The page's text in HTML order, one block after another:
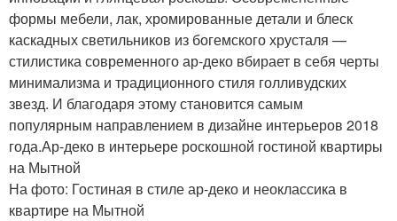
формы мебели, лак, хромированные детали и блеск
каскадных светильников из богемского хрусталя —
стилистика современного ар-деко вбирает в себя черты
минимализма и традиционного стиля голливудских
звезд. И благодаря этому становится самым
популярным направлением в дизайне интерьеров 2018
года.Ар-деко в интерьере роскошной гостиной квартиры
на Мытной
На фото: Гостиная в стиле ар-деко и неоклассика в
квартире на Мытной